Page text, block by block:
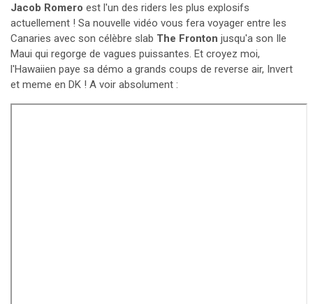
Jacob Romero est l'un des riders les plus explosifs
actuellement ! Sa nouvelle vidéo vous fera voyager entre les
Canaries avec son célèbre slab The Fronton jusqu'a son Ile
Maui qui regorge de vagues puissantes. Et croyez moi,
l'Hawaiien paye sa démo a grands coups de reverse air, Invert
et meme en DK ! A voir absolument :